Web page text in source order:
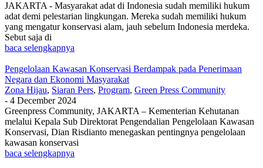
JAKARTA - Masyarakat adat di Indonesia sudah memiliki hukum
adat demi pelestarian lingkungan. Mereka sudah memiliki hukum
yang mengatur konservasi alam, jauh sebelum Indonesia merdeka.
Sebut saja di
baca selengkapnya
Pengelolaan Kawasan Konservasi Berdampak pada Penerimaan
Negara dan Ekonomi Masyarakat
Zona Hijau, Siaran Pers, Program, Green Press Community
- 4 December 2024
Greenpress Community, JAKARTA – Kementerian Kehutanan
melalui Kepala Sub Direktorat Pengendalian Pengelolaan Kawasan
Konservasi, Dian Risdianto menegaskan pentingnya pengelolaan
kawasan konservasi
baca selengkapnya